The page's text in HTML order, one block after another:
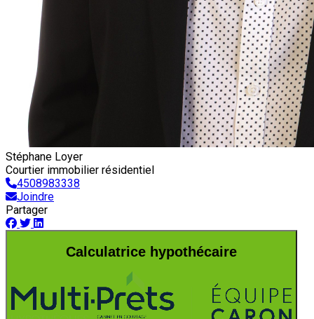
Stéphane Loyer
Courtier immobilier résidentiel
4508983338
Joindre
Partager
Calculatrice hypothécaire